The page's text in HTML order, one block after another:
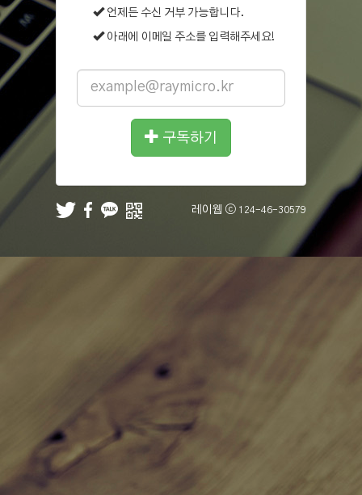
언제든 수신 거부 가능합니다.
아래에 이메일 주소를 입력해주세요!
address
구독하기
레이웹 ⓒ 124-46-30579